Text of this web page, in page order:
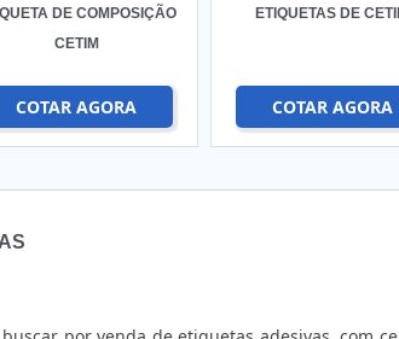
DE COMPOSIÇÃO
CETIM
COTAR AGORA
ETIQUETAS DE
COTAR AGORA